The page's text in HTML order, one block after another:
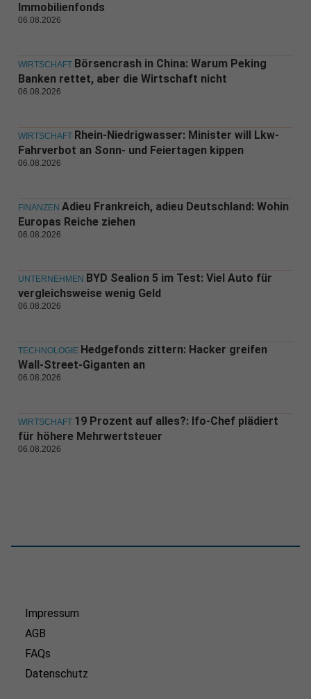
Immobilienfonds
06.08.2026
WIRTSCHAFT Börsencrash in China: Warum Peking
Banken rettet, aber die Wirtschaft nicht
06.08.2026
WIRTSCHAFT Rhein-Niedrigwasser: Minister will Lkw-
Fahrverbot an Sonn- und Feiertagen kippen
06.08.2026
FINANZEN Adieu Frankreich, adieu Deutschland: Wohin
Europas Reiche ziehen
06.08.2026
UNTERNEHMEN BYD Sealion 5 im Test: Viel Auto für
vergleichsweise wenig Geld
06.08.2026
TECHNOLOGIE Hedgefonds zittern: Hacker greifen
Wall-Street-Giganten an
06.08.2026
WIRTSCHAFT 19 Prozent auf alles?: Ifo-Chef plädiert
für höhere Mehrwertsteuer
06.08.2026
Impressum
AGB
FAQs
Datenschutz